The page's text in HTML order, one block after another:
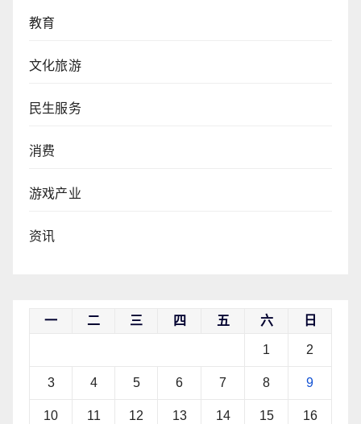
教育
文化旅游
民生服务
消费
游戏产业
资讯
一 二 三 四 五 六 日
1 2
3 4 5 6 7 8 9
10 11 12 13 14 15 16